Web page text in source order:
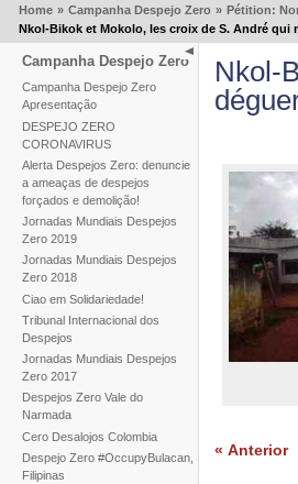
Home » Campanha Despejo Zero » Pétition:
Nkol-Bikok et Mokolo, les croix de S. André qui
Campanha Despejo Zero
Campanha Despejo Zero
Apresentação
DESPEJO ZERO
CORONAVIRUS
Alerta Despejos Zero: denuncie
a ameaças de despejos
forçados e demolição!
Jornadas Mundiais Despejos
Zero 2019
Jornadas Mundiais Despejos
Zero 2018
Ciao em Solidariedade!
Tribunal Internacional dos
Despejos
Jornadas Mundiais Despejos
Zero 2017
Despejos Zero Vale do
Narmada
Cero Desalojos Colombia
Despejo Zero #OccupyBulacan,
Filipinas
Nkol-
« Anterior